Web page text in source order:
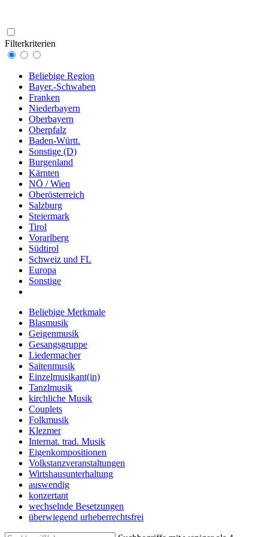
Filterkriterien
Beliebige Region
Bayer.-Schwaben
Franken
Niederbayern
Oberbayern
Oberpfalz
Baden-Württ.
Sonstige (D)
Burgenland
Kärnten
NÖ / Wien
Oberösterreich
Salzburg
Steiermark
Tirol
Vorarlberg
Südtirol
Schweiz und FL
Europa
Sonstige
Beliebige Merkmale
Blasmusik
Geigenmusik
Gesangsgruppe
Liedermacher
Saitenmusik
Einzelmusikant(in)
Tanzlmusik
kirchliche Musik
Couplets
Folkmusik
Klezmer
Internat. trad. Musik
Eigenkompositionen
Volkstanzveranstaltungen
Wirtshausunterhaltung
auswendig
konzertant
wechselnde Besetzungen
überwiegend urheberrechtsfrei